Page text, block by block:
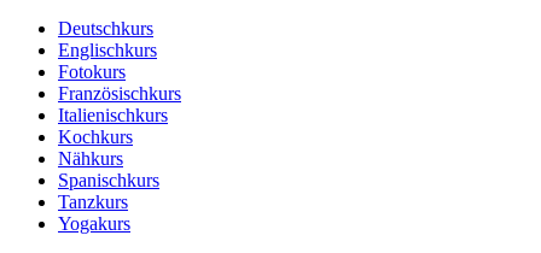
Deutschkurs
Englischkurs
Fotokurs
Französischkurs
Italienischkurs
Kochkurs
Nähkurs
Spanischkurs
Tanzkurs
Yogakurs